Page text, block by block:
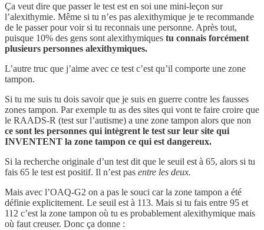
Ça veut dire que passer le test est en soi une mini-leçon sur
l’alexithymie. Même si tu n’es pas alexithymique je te recommande
de le passer pour voir si tu reconnais une personne. Après tout,
puisque 10% des gens sont alexithymiques tu connais forcément
plusieurs personnes alexithymiques.
L’autre truc que j’aime avec ce test c’est qu’il comporte une zone
tampon.
Si tu me suis tu dois savoir que je suis en guerre contre les fausses
zones tampon. Par exemple tu as des sites qui vont te faire croire que
le RAADS-R (test sur l’autisme) a une zone tampon alors que non
ce sont les personnes qui intègrent le test sur leur site qui
INVENTENT la zone tampon ce qui est dangereux.
Si la recherche originale d’un test dit que le seuil est à 65, alors si tu
fais 65 le test est positif. Il n’est pas entre les deux.
Mais avec l’OAQ-G2 on a pas le souci car la zone tampon a été
définie explicitement. Le seuil est à 113. Mais si tu fais entre 95 et
112 c’est la zone tampon où tu es probablement alexithymique mais
où faut creuser. Donc ça donne :